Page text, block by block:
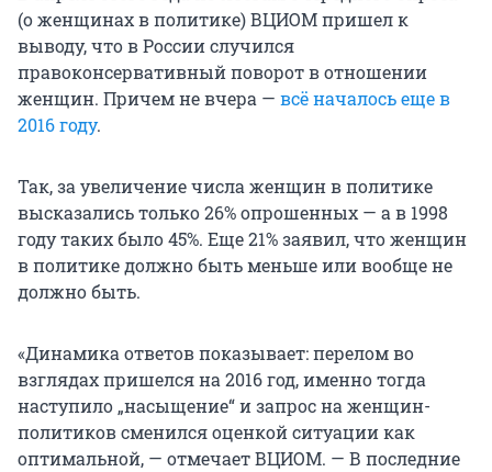
(о женщинах в политике) ВЦИОМ пришел к
выводу, что в России случился
правоконсервативный поворот в отношении
женщин. Причем не вчера — всё началось еще в
2016 году.
Так, за увеличение числа женщин в политике
высказались только 26% опрошенных — а в 1998
году таких было 45%. Еще 21% заявил, что женщин
в политике должно быть меньше или вообще не
должно быть.
«Динамика ответов показывает: перелом во
взглядах пришелся на 2016 год, именно тогда
наступило „насыщение“ и запрос на женщин-
политиков сменился оценкой ситуации как
оптимальной, — отмечает ВЦИОМ. — В последние